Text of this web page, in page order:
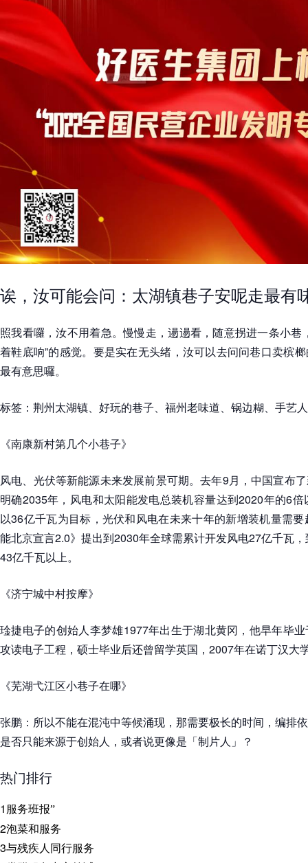
诶，汝可能会问：太湖镇巷子安呢走最有
照我看囉，汝不用着急。慢慢走，逿逿看，随意拐进一条小巷
着鞋底响”的感觉。要是实在无头绪，汝可以去问问巷口卖槟
最有意思囉。
标签：荆州太湖镇、好玩的巷子、福州老味道、锅边糊、手艺人
《南康新村第几个小巷子》
风电、光伏等新能源未来发展前景可期。去年9月，中国宣布
明确2035年，风电和太阳能发电总装机容量达到2020年的6
以36亿千瓦为目标，光伏和风电在未来十年的新增装机量需
能北京宣言2.0》提出到2030年全球需累计开发风电27亿千瓦
43亿千瓦以上。
《济宁城中村按摩》
琻捷电子的创始人李梦雄1977年出生于湖北黄冈，他早年毕
攻读电子工程，硕士毕业后还曾留学英国，2007年在诺丁汉大
《芜湖弋江区小巷子在哪》
张鹏：所以不能在混沌中等候涌现，那需要极长的时间，编排
是否只能来源于创始人，或者说更像是「制片人」？
热门排行
1 服务班报”
2泡菜和服务
3与残疾人同行服务